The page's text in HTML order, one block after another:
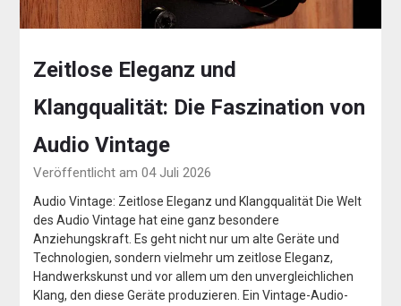
Zeitlose Eleganz und
Klangqualität: Die Faszination von
Audio Vintage
Veröffentlicht am 04 Juli 2026
Audio Vintage: Zeitlose Eleganz und Klangqualität Die Welt
des Audio Vintage hat eine ganz besondere
Anziehungskraft. Es geht nicht nur um alte Geräte und
Technologien, sondern vielmehr um zeitlose Eleganz,
Handwerkskunst und vor allem um den unvergleichlichen
Klang, den diese Geräte produzieren. Ein Vintage-Audio-